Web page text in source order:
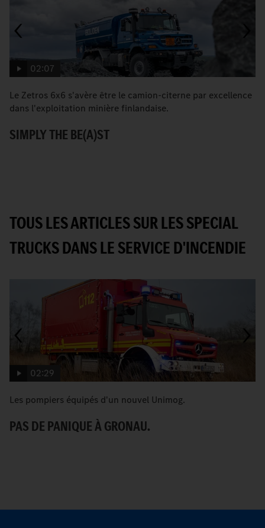
02:07
Le Zetros 6x6 s'avère être le camion-citerne par excellence
dans l'exploitation minière finlandaise.
SIMPLY THE BE(A)ST
TOUS LES ARTICLES SUR LES SPECIAL
TRUCKS DANS LE SERVICE D'INCENDIE
02:29
Les pompiers équipés d'un nouvel Unimog.
PAS DE PANIQUE À GRONAU.